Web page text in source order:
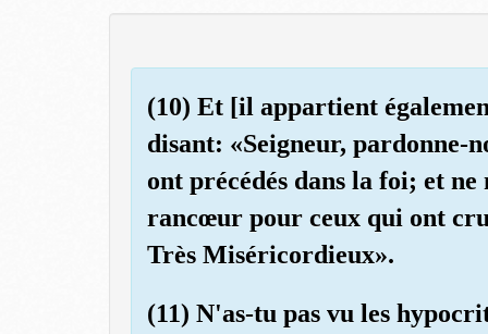
(10) Et [il appartient
disant: «Seigneur, pardonne-
ont précédés dans la foi; et
rancœur pour ceux qui ont
Très Miséricordieux».
(11) N'as-tu pas vu les